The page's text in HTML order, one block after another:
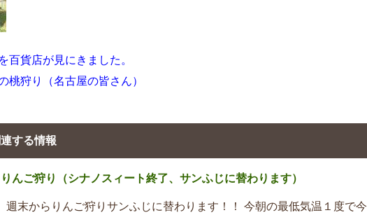
百貨店が見にきました。
桃狩り（名古屋の皆さん）
する情報
りんご狩り（シナノスィート終了、サンふじに替わります）
週末からりんご狩りサンふじに替わります！！ 今朝の最低気温１度で今